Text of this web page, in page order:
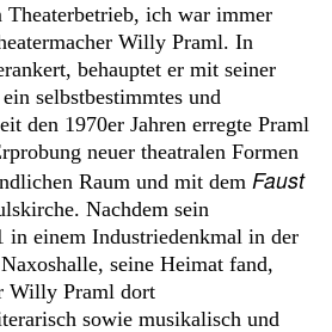
ich war immer
Willy Praml. In
behauptet er mit seiner
selbstbestimmtes und
den 1970er Jahren erregte Praml
neuer theatralen Formen
Raum und mit dem Faust
Nachdem sein
in einem Industriedenkmal in der
seine Heimat fand,
Willy Praml dort
sowie musikalisch und